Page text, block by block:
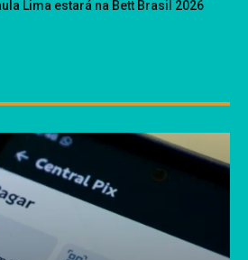
Lima estará na Bett Brasil 2026